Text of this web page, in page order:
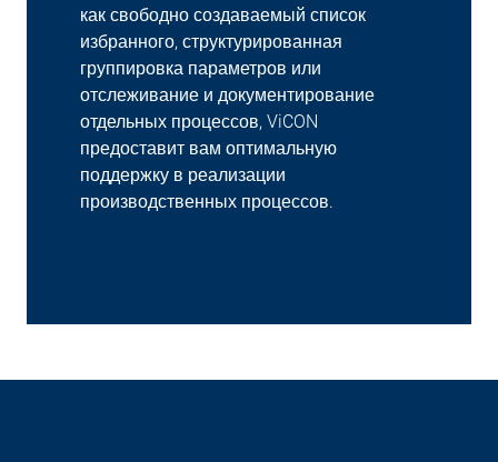
как свободно создаваемый список
избранного, структурированная
группировка параметров или
отслеживание и документирование
отдельных процессов, ViCON
предоставит вам оптимальную
поддержку в реализации
производственных процессов.